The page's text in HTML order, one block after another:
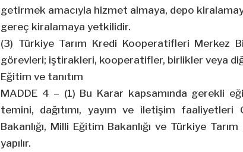
getirmek amacıyla hizmet almaya, depo
gereç kiralamaya yetkilidir.
(3) Türkiye Tarım Kredi Kooperatifleri Merkez
görevleri; iştirakleri, kooperatifler, birlikler veya
Eğitim ve tanıtım
MADDE 4 – (1) Bu Karar kapsamında gerekli
temini, dağıtımı, yayım ve iletişim faaliyetleri
Bakanlığı, Milli Eğitim Bakanlığı ve Türkiye
yapılır.